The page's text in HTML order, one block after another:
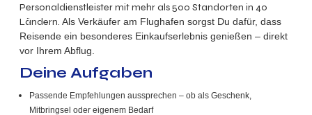
Personaldienstleister mit mehr als 500 Standorten in 40
Ländern. Als Verkäufer am Flughafen sorgst Du dafür, dass
Reisende ein besonderes Einkaufserlebnis genießen – direkt
vor Ihrem Abflug.
Deine Aufgaben
Passende Empfehlungen aussprechen – ob als Geschenk,
Mitbringsel oder eigenem Bedarf